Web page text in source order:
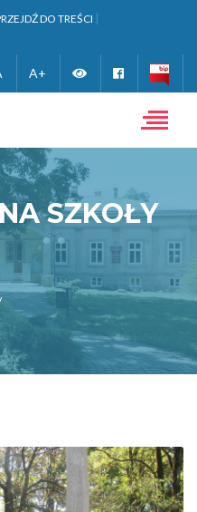
DO TREŚCI
A+ Zmień
kontrastową
Facebook
Toggle
SZKOŁY